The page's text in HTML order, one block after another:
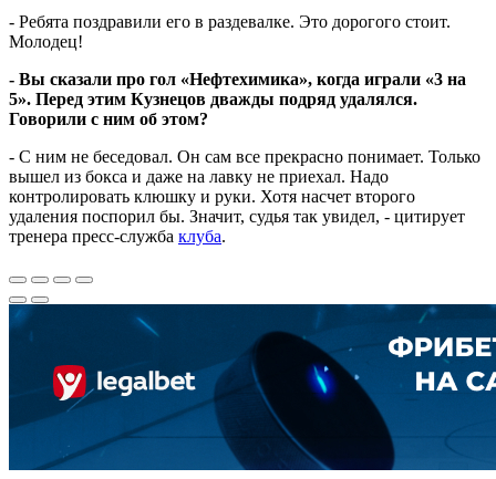
- Ребята поздравили его в раздевалке. Это дорогого стоит.
Молодец!
- Вы сказали про гол «Нефтехимика», когда играли «3 на
5». Перед этим Кузнецов дважды подряд удалялся.
Говорили с ним об этом?
- С ним не беседовал. Он сам все прекрасно понимает. Только
вышел из бокса и даже на лавку не приехал. Надо
контролировать клюшку и руки. Хотя насчет второго
удаления поспорил бы. Значит, судья так увидел, - цитирует
тренера пресс-служба клуба.